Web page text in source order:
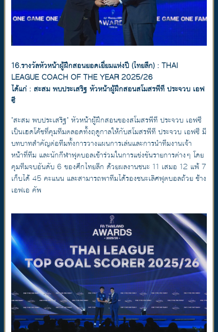
16.รางวัลหัวหน้าผู้ฝึกสอนยอดเยี่ยมแห่งปี (ไทยลีก) : THAI
LEAGUE COACH OF THE YEAR 2025/26
ได้แก่ : สะสม พบประเสริฐ หัวหน้าผู้ฝึกสอนสโมสรพีที ประจวบ เอฟ
ซี
"สะสม พบประเสริฐ" หัวหน้าผู้ฝึกสอนของสโมสรพีที ประจวบ เอฟซี
เป็นเฮดโค้ชที่คุมทีมตลอดทั้งฤดูกาลให้กับสโมสรพีที ประจวบ เอฟซี มี
บทบาทสำคัญต่อทีมทั้งการวางแผนการเล่นและการนำทีมงานเจ้า
หน้าที่ทีม และนักกีฬาฟุตบอลเข้าร่วมในการแข่งขันรายการต่างๆ โดย
คุมทีมจบอันดับ 6 ของศึกไทยลีก ด้วยผลงานชนะ 11 เสมอ 12 แพ้ 7
เก็บได้ 45 คะแนน และสามารถพาทีมได้รองชนะเลิศฟุตบอลถ้วย ช้าง
เอฟเอ คัพ